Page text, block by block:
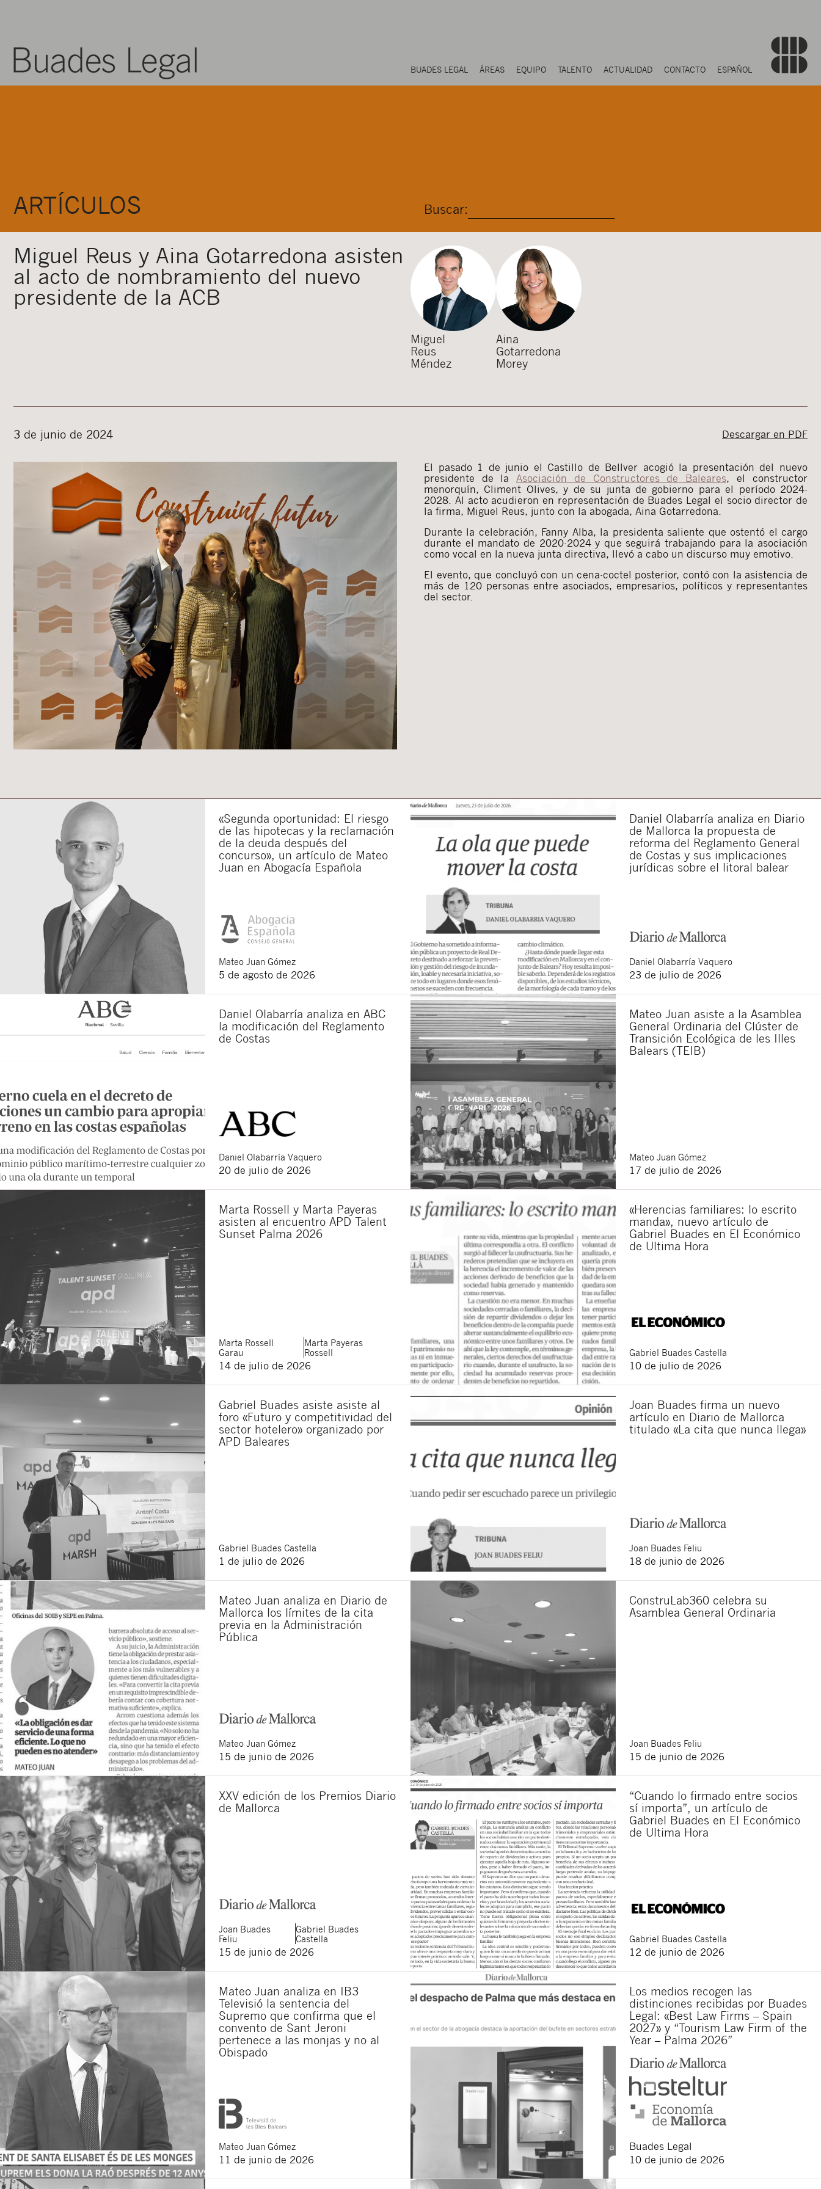
BUADES LEGAL ÁREAS EQUIPO TALENTO ACTUALIDAD CONTACTO ESPAÑOL
ARTÍCULOS Buscar:
Miguel Reus y Aina Gotarredona asisten
al acto de nombramiento del nuevo
presidente de la ACB
Miguel
Reus
Méndez
Aina
Gotarredona
Morey
3 de junio de 2024 Descargar en PDF
El pasado 1 de junio el Castillo de Bellver acogió la presentación del nuevo
presidente de la Asociación de Constructores de Baleares, el constructor
menorquín, Climent Olives, y de su junta de gobierno para el período 2024-
2028. Al acto acudieron en representación de Buades Legal el socio director de
la firma, Miguel Reus, junto con la abogada, Aina Gotarredona.
Durante la celebración, Fanny Alba, la presidenta saliente que ostentó el cargo
durante el mandato de 2020-2024 y que seguirá trabajando para la asociación
como vocal en la nueva junta directiva, llevó a cabo un discurso muy emotivo.
El evento, que concluyó con un cena-coctel posterior, contó con la asistencia de
más de 120 personas entre asociados, empresarios, políticos y representantes
del sector.
«Segunda oportunidad: El riesgo
de las hipotecas y la reclamación
de la deuda después del
concurso», un artículo de Mateo
Juan en Abogacía Española
Mateo Juan Gómez
5 de agosto de 2026
Daniel Olabarría analiza en Diario
de Mallorca la propuesta de
reforma del Reglamento General
de Costas y sus implicaciones
jurídicas sobre el litoral balear
Daniel Olabarría Vaquero
23 de julio de 2026
Daniel Olabarría analiza en ABC
la modificación del Reglamento
de Costas
Daniel Olabarría Vaquero
20 de julio de 2026
Mateo Juan asiste a la Asamblea
General Ordinaria del Clúster de
Transición Ecológica de les Illes
Balears (TEIB)
Mateo Juan Gómez
17 de julio de 2026
Marta Rossell y Marta Payeras
asisten al encuentro APD Talent
Sunset Palma 2026
Marta Rossell
Garau
Marta Payeras
Rossell
14 de julio de 2026
«Herencias familiares: lo escrito
manda», nuevo artículo de
Gabriel Buades en El Económico
de Ultima Hora
Gabriel Buades Castella
10 de julio de 2026
Gabriel Buades asiste asiste al
foro «Futuro y competitividad del
sector hotelero» organizado por
APD Baleares
Gabriel Buades Castella
1 de julio de 2026
Joan Buades firma un nuevo
artículo en Diario de Mallorca
titulado «La cita que nunca llega»
Joan Buades Feliu
18 de junio de 2026
Mateo Juan analiza en Diario de
Mallorca los límites de la cita
previa en la Administración
Pública
Mateo Juan Gómez
15 de junio de 2026
ConstruLab360 celebra su
Asamblea General Ordinaria
Joan Buades Feliu
15 de junio de 2026
XXV edición de los Premios Diario
de Mallorca
Joan Buades
Feliu
Gabriel Buades
Castella
15 de junio de 2026
“Cuando lo firmado entre socios
sí importa”, un artículo de
Gabriel Buades en El Económico
de Ultima Hora
Gabriel Buades Castella
12 de junio de 2026
Mateo Juan analiza en IB3
Televisió la sentencia del
Supremo que confirma que el
convento de Sant Jeroni
pertenece a las monjas y no al
Obispado
Mateo Juan Gómez
11 de junio de 2026
Los medios recogen las
distinciones recibidas por Buades
Legal: «Best Law Firms – Spain
2027» y “Tourism Law Firm of the
Year – Palma 2026”
Buades Legal
10 de junio de 2026
Acepto recibir comunicaciones sobre nuevos artículos legales.
Acepto las
condiciones legales de privacidad de esta web.
Al pulsar el botón de envío manifiesta haber leído la siguiente información básica sobre privacidad : El responsable del tratamiento
es Buades Legal S.L. La finalidad es la atención a su solicitud. Tiene derecho a acceder, rectificar y suprimir los datos, así como
otros derechos como se explica en lapolítica de privacidad de nuestra web